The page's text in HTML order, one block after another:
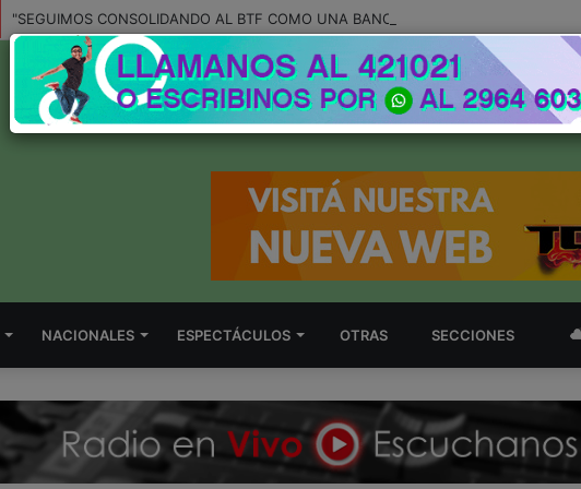
NACIONALES ESPECTÁCULOS OTRAS SECCIONES